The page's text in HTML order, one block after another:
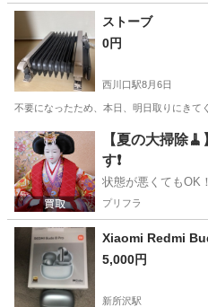
埼玉 上尾市 桶川駅
ストーブ
0円
西川口駅8月6日
不要になったため、本日、明日取りにきて
埼玉 川口市 西川口駅 季節、
【夏の大掃除
す❗️
状態が悪くてもOK
プリフラ
Xiaomi Redmi
5,000円
新所沢駅